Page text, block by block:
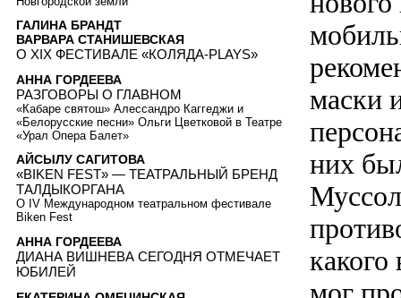
маски
них
какого
ГАЛИНА БРАНДТ
ВАРВАРА СТАНИШЕВСКАЯ
О XIX ФЕСТИВАЛЕ «КОЛЯДА-PLAYS»
АННА ГОРДЕЕВА
РАЗГОВОРЫ О ГЛАВНОМ
«Кабаре святош» Алессандро Каггеджи и
«Белорусские песни» Ольги Цветковой в Театре
«Урал Опера Балет»
АЙСЫЛУ САГИТОВА
«BIKEN FEST» — ТЕАТРАЛЬНЫЙ БРЕНД
ТАЛДЫКОРГАНА
О IV Международном театральном фестивале
Biken Fest
АННА ГОРДЕЕВА
ДИАНА ВИШНЕВА СЕГОДНЯ ОТМЕЧАЕТ
ЮБИЛЕЙ